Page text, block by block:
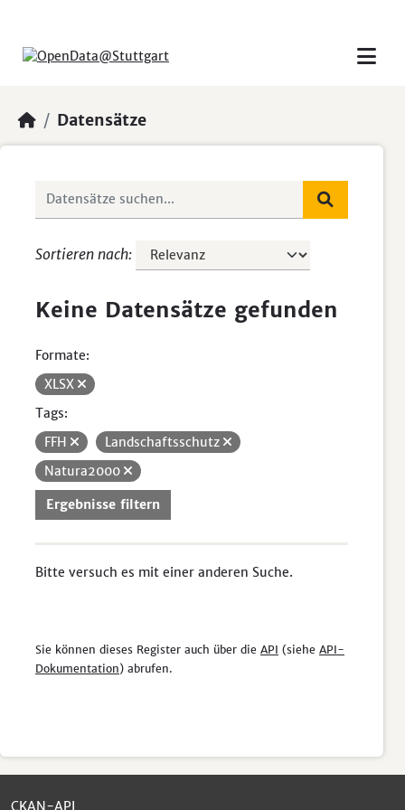
Datensätze
Sortieren nach
Keine Datensätze gefunden
Formate:
XLSX
Tags:
FFH
Landschaftsschutz
Natura2000
Ergebnisse filtern
Bitte versuch es mit einer anderen Suche.
Sie können dieses Register auch über die API (siehe API-
Dokumentation) abrufen.
CKAN-API